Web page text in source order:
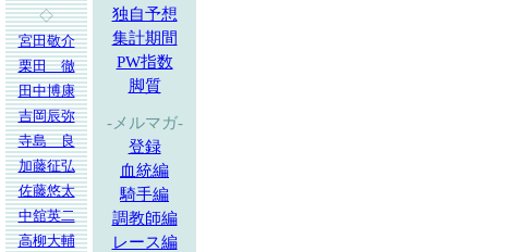
◇
宮田敬介
栗田 徹
田中博康
吉岡辰弥
寺島 良
加藤征弘
佐藤悠太
中舘英二
高柳大輔
独自予想
集計期間
PW指数
脚質
-メルマガ-
登録
血統編
騎手編
調教師編
レース編